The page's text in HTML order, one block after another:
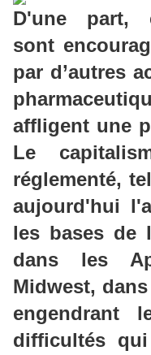
D'une part,
sont
par d’autres
affligent une
Le
réglementé,
aujourd'hui
les bases de
dans les
Midwest,
engendrant
difficultés